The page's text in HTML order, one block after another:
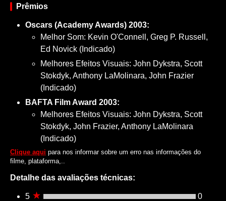
Prêmios
Oscars (Academy Awards) 2003:
Melhor Som: Kevin O'Connell, Greg P. Russell,
Ed Novick (Indicado)
Melhores Efeitos Visuais: John Dykstra, Scott
Stokdyk, Anthony LaMolinara, John Frazier
(Indicado)
BAFTA Film Award 2003:
Melhores Efeitos Visuais: John Dykstra, Scott
Stokdyk, John Frazier, Anthony LaMolinara
(Indicado)
Clique aqui para nos informar sobre um erro nas informações do
filme, plataforma,..
Detalhe das avaliações técnicas:
5
0